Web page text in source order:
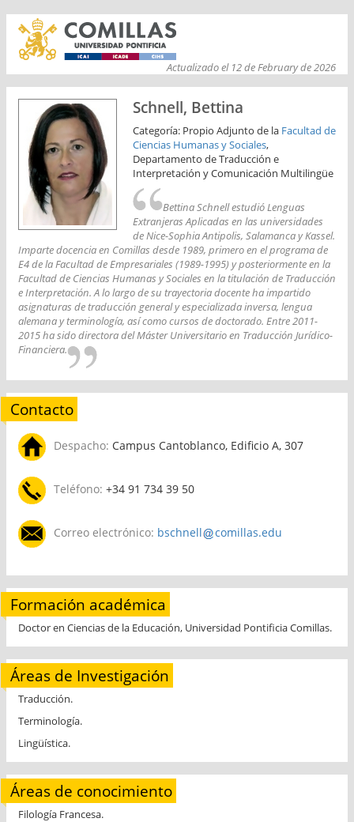
Actualizado el 12 de February de 2026
Schnell, Bettina
Categoría: Propio Adjunto de la Facultad de
Ciencias Humanas y Sociales,
Departamento de Traducción e
Interpretación y Comunicación Multilingüe
Bettina Schnell estudió Lenguas
Extranjeras Aplicadas en las universidades
de Nice-Sophia Antipolis, Salamanca y Kassel.
Imparte docencia en Comillas desde 1989, primero en el programa de
E4 de la Facultad de Empresariales (1989-1995) y posteriormente en la
Facultad de Ciencias Humanas y Sociales en la titulación de Traducción
e Interpretación. A lo largo de su trayectoria docente ha impartido
asignaturas de traducción general y especializada inversa, lengua
alemana y terminología, así como cursos de doctorado. Entre 2011-
2015 ha sido directora del Máster Universitario en Traducción Jurídico-
Financiera.
Contacto
Despacho: Campus Cantoblanco, Edificio A, 307
Teléfono: +34 91 734 39 50
Correo electrónico: bschnell comillas.edu
Formación académica
Doctor en Ciencias de la Educación, Universidad Pontificia Comillas.
Áreas de Investigación
Traducción.
Terminología.
Lingüística.
Áreas de conocimiento
Filología Francesa.